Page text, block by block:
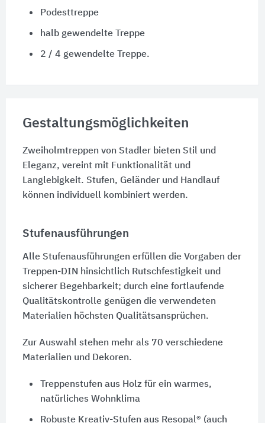
Podesttreppe
halb gewendelte Treppe
2 / 4 gewendelte Treppe.
Gestaltungsmöglichkeiten
Zweiholmtreppen von Stadler bieten Stil und
Eleganz, vereint mit Funktionalität und
Langlebigkeit. Stufen, Geländer und Handlauf
können individuell kombiniert werden.
Stufenausführungen
Alle Stufenausführungen erfüllen die Vorgaben der
Treppen-DIN hinsichtlich Rutschfestigkeit und
sicherer Begehbarkeit; durch eine fortlaufende
Qualitätskontrolle genügen die verwendeten
Materialien höchsten Qualitätsansprüchen.
Zur Auswahl stehen mehr als 70 verschiedene
Materialien und Dekoren.
Treppenstufen aus Holz für ein warmes,
natürliches Wohnklima
Robuste Kreativ-Stufen aus Resopal® (auch